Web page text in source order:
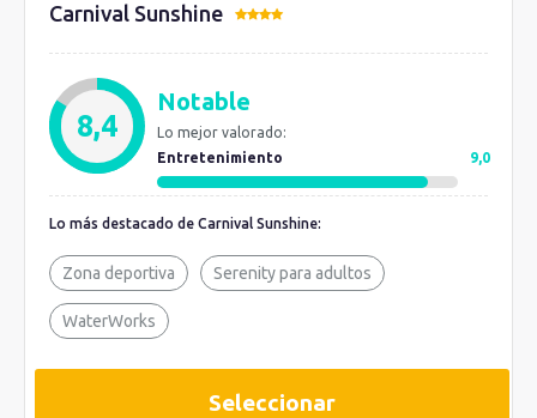
Carnival Sunshine
8,4
Notable
Lo mejor valorado:
Entretenimiento
9,0
Lo más destacado de Carnival Sunshine:
Zona deportiva Serenity para adultos
WaterWorks
Seleccionar